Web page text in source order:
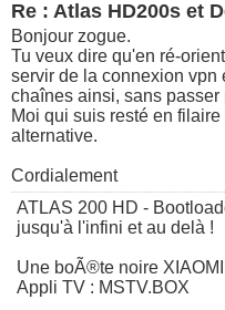
Re : Atlas HD200s et
Bonjour zogue.
Tu veux dire qu'en ré-
servir de la connexion vpn
chaînes ainsi, sans passer
Moi qui suis resté en
alternative.
Cordialement
ATLAS 200 HD -
jusqu'à l'infini et au delà !
Une boÃ®te noire
Appli TV : MSTV.BOX